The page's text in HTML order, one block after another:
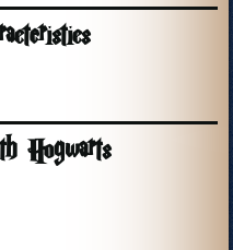
Hogwarts